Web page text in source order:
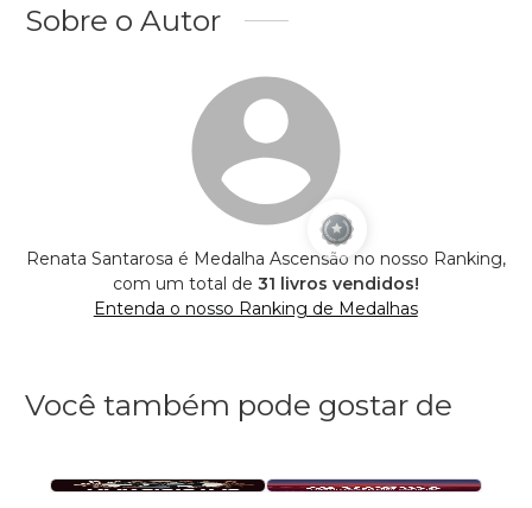
Sobre o Autor
Renata Santarosa é Medalha Ascensão no nosso Ranking,
com um total de 31 livros vendidos!
Entenda o nosso Ranking de Medalhas
Você também pode gostar de